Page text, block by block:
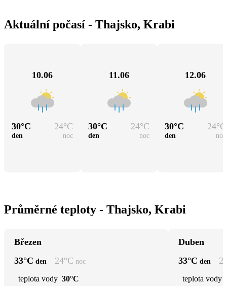
Aktuální počasí - Thajsko, Krabi
10.06
30°C 24°C
den noc
11.06
30°C 24°C
den noc
12.06
30°C 24°C
den noc
Průměrné teploty - Thajsko, Krabi
Březen
33°C den 24°C noc
teplota vody 30°C
Duben
33°C den
teplota vody